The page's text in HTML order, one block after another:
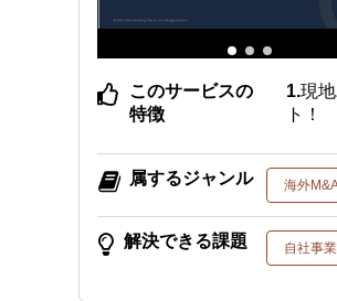
このサービスの
特徴
現
ト！
属するジャンル 海外
解決できる課題 自社事